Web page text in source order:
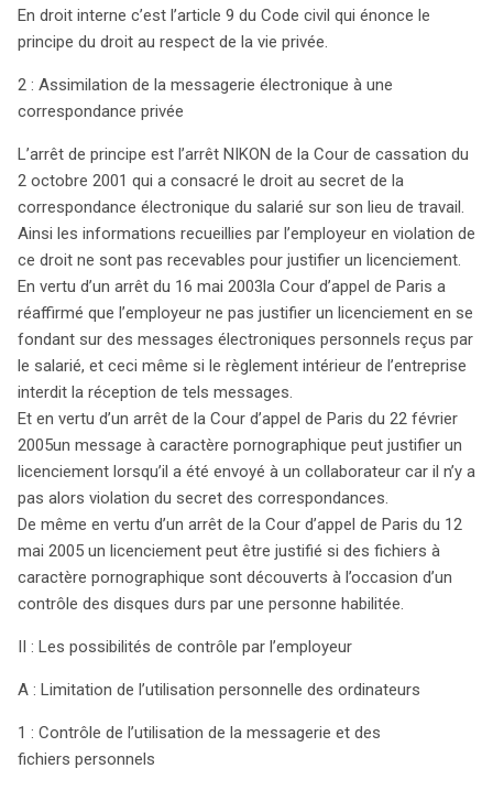
En droit interne c’est l’article 9 du Code civil qui énonce le
principe du droit au respect de la vie privée.
2 : Assimilation de la messagerie électronique à une
correspondance privée
L’arrêt de principe est l’arrêt NIKON de la Cour de cassation du
2 octobre 2001 qui a consacré le droit au secret de la
correspondance électronique du salarié sur son lieu de travail.
Ainsi les informations recueillies par l’employeur en violation de
ce droit ne sont pas recevables pour justifier un licenciement.
En vertu d’un arrêt du 16 mai 2003la Cour d’appel de Paris a
réaffirmé que l’employeur ne pas justifier un licenciement en se
fondant sur des messages électroniques personnels reçus par
le salarié, et ceci même si le règlement intérieur de l’entreprise
interdit la réception de tels messages.
Et en vertu d’un arrêt de la Cour d’appel de Paris du 22 février
2005un message à caractère pornographique peut justifier un
licenciement lorsqu’il a été envoyé à un collaborateur car il n’y a
pas alors violation du secret des correspondances.
De même en vertu d’un arrêt de la Cour d’appel de Paris du 12
mai 2005 un licenciement peut être justifié si des fichiers à
caractère pornographique sont découverts à l’occasion d’un
contrôle des disques durs par une personne habilitée.
II : Les possibilités de contrôle par l’employeur
A : Limitation de l’utilisation personnelle des ordinateurs
1 : Contrôle de l’utilisation de la messagerie et des
fichiers personnels